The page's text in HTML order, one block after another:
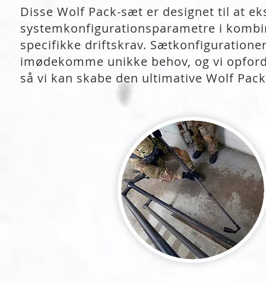
Disse Wolf Pack-sæt er designet til at
systemkonfigurationsparametre i
specifikke driftskrav.
imødekomme unikke behov, og vi
så vi kan skabe den ultimative Wolf